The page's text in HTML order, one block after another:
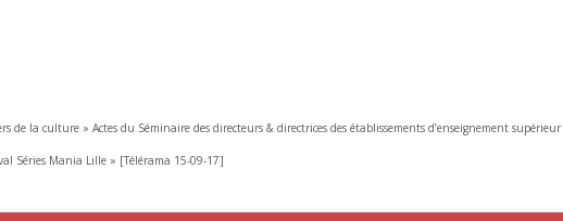
de la culture » Actes du Séminaire des directeurs & directrices des établissements d’enseignement supérieur
Séries Mania Lille » [Télérama 15-09-17]